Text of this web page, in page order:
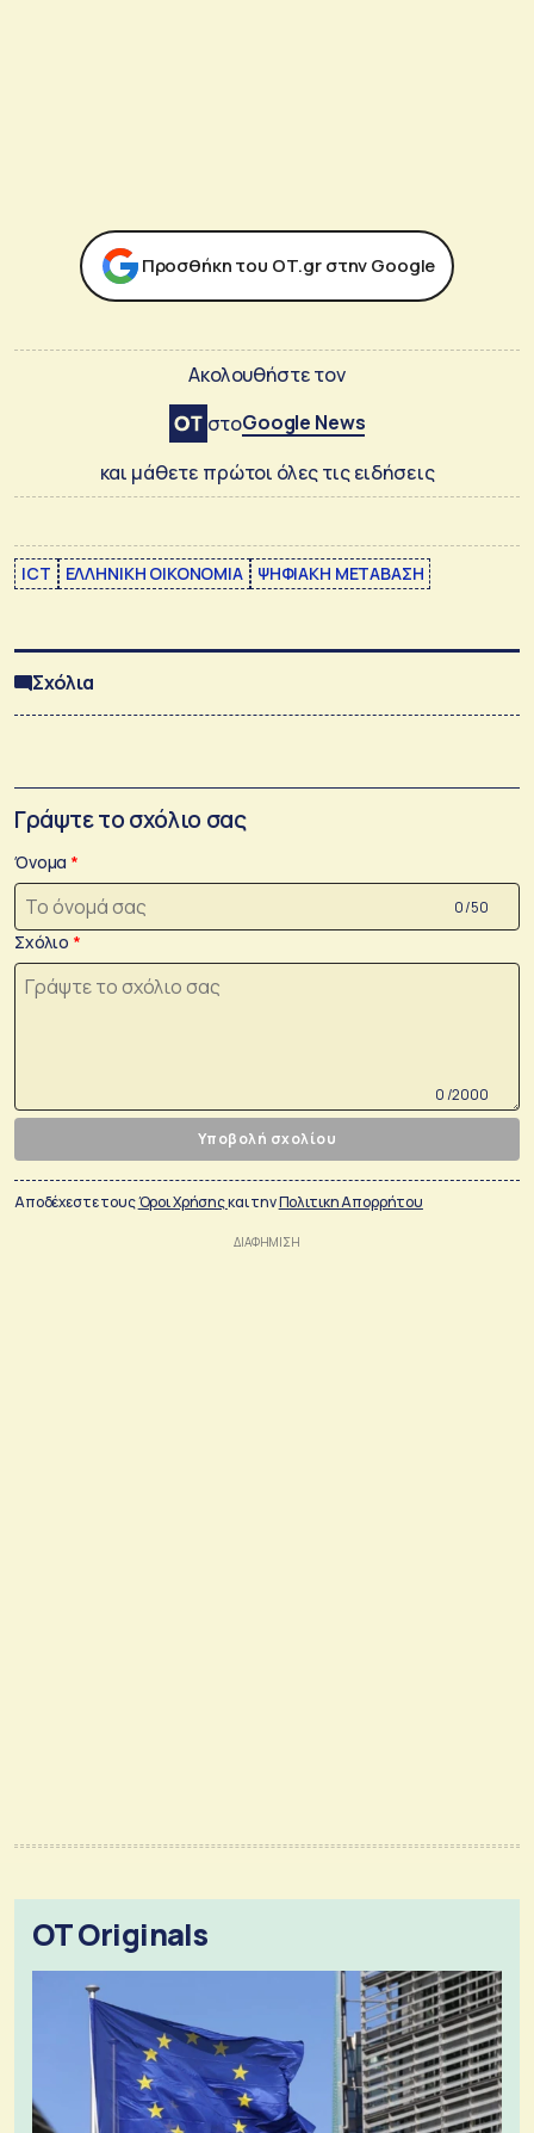
Προσθήκη του ΟΤ.gr στην Google
Ακολουθήστε τον
στοGoogle News
και μάθετε πρώτοι όλες τις ειδήσεις
ICT ΕΛΛΗΝΙΚΗ ΟΙΚΟΝΟΜΙΑ ΨΗΦΙΑΚΗ ΜΕΤΑΒΑΣΗ
Σχόλια
Γράψτε το σχόλιο σας
Όνομα
0 /50
Σχόλιο
0 /2000
Υποβολή σχολίου
Αποδέχεστε τουςΌροι Χρήσηςκαι τηνΠολιτικη Απορρήτου
OT Originals